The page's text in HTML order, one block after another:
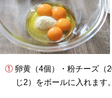
① 卵黄（4個）・粉チーズ（20g）・オリーブオイル（大さ
じ2）をボールに入れます。